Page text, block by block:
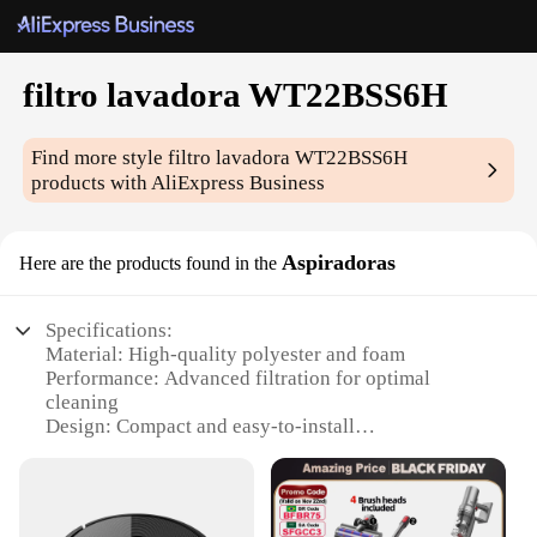
filtro lavadora WT22BSS6H
Find more stylefiltro lavadora WT22BSS6H
products with AliExpress Business
Here are the products found in the Aspiradoras
Specifications:
Material: High-quality polyester and foam
Performance: Advanced filtration for optimal
cleaning
Design: Compact and easy-to-install
Type: Washing machine filter